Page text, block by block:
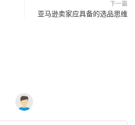
下一篇
亚马逊卖家应具备的选品思维